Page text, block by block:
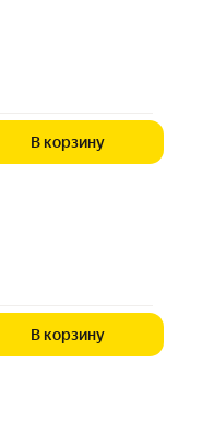
В корзину
В корзину